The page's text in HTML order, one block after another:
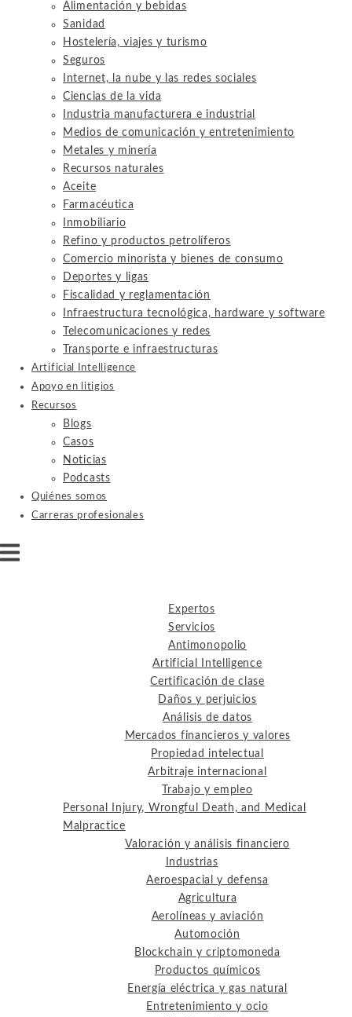
Alimentación y bebidas
Sanidad
Hostelería, viajes y turismo
Seguros
Internet, la nube y las redes sociales
Ciencias de la vida
Industria manufacturera e industrial
Medios de comunicación y entretenimiento
Metales y minería
Recursos naturales
Aceite
Farmacéutica
Inmobiliario
Refino y productos petrolíferos
Comercio minorista y bienes de consumo
Deportes y ligas
Fiscalidad y reglamentación
Infraestructura tecnológica, hardware y software
Telecomunicaciones y redes
Transporte e infraestructuras
Artificial Intelligence
Apoyo en litigios
Recursos
Blogs
Casos
Noticias
Podcasts
Quiénes somos
Carreras profesionales
Expertos
Servicios
Antimonopolio
Artificial Intelligence
Certificación de clase
Daños y perjuicios
Análisis de datos
Mercados financieros y valores
Propiedad intelectual
Arbitraje internacional
Trabajo y empleo
Personal Injury, Wrongful Death, and Medical
Malpractice
Valoración y análisis financiero
Industrias
Aeroespacial y defensa
Agricultura
Aerolíneas y aviación
Automoción
Blockchain y criptomoneda
Productos químicos
Energía eléctrica y gas natural
Entretenimiento y ocio